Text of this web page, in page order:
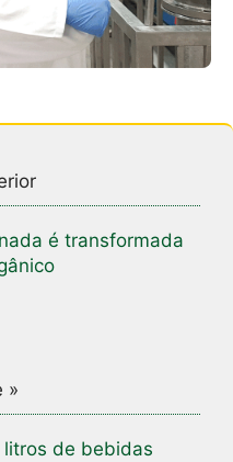
é transformada
»
litros de bebidas